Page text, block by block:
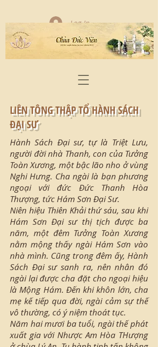
Log In
LIÊN TÔNG THẬP TỔ HÀNH SÁCH
ĐẠI SƯ
Hành Sách Đại sư, tự là Triệt Lưu,
người đời nhà Thanh, con của Tưởng
Toàn Xương, một bậc lão nho ở vùng
Nghi Hưng. Cha ngài là bạn phương
ngoại với đức Đức Thanh Hòa
Thượng, tức Hám Sơn Đại Sư.
Niên hiệu Thiên Khải thứ sáu, sau khi
Hám Sơn Đại sư thị tịch được ba
năm, một đêm Tưởng Toàn Xương
nằm mộng thấy ngài Hám Sơn vào
nhà mình. Cũng trong đêm ấy, Hành
Sách Đại sư sanh ra, nên nhân đó
ngài lại được cha đặt cho ngoại hiệu
là Mộng Hám. Đến khi khôn lớn, cha
mẹ kế tiếp qua đời, ngài cảm sự thế
vô thường, có ý niệm thoát tục.
Năm hai mươi ba tuổi, ngài thế phát
xuất gia với Nhược Am Hòa THượng